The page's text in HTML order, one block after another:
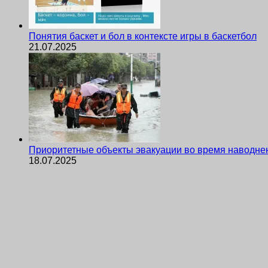
Понятия баскет и бол в контексте игры в баскетбол
21.07.2025
Приоритетные объекты эвакуации во время
18.07.2025